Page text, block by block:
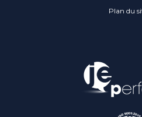
Plan du